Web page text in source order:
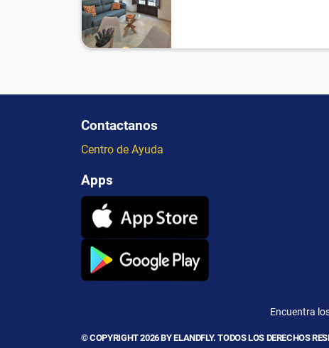
Contactanos
Centro de Ayuda
Apps
Encuentra
© COPYRIGHT 2026 BY ELANDFLY. TODOS LOS DERECHOS